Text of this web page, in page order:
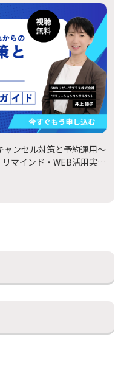
ャンセル対策と予約運用～
マインド・WEB活用実践